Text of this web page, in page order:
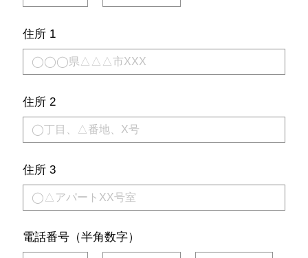
住所 1
住所 2
住所 3
電話番号（半角数字）